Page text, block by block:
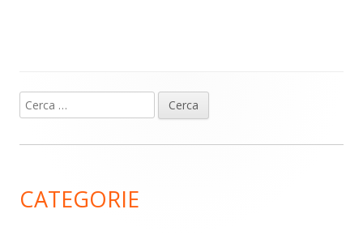
Barra
laterale
Ricerca
per:
CATEGORIE